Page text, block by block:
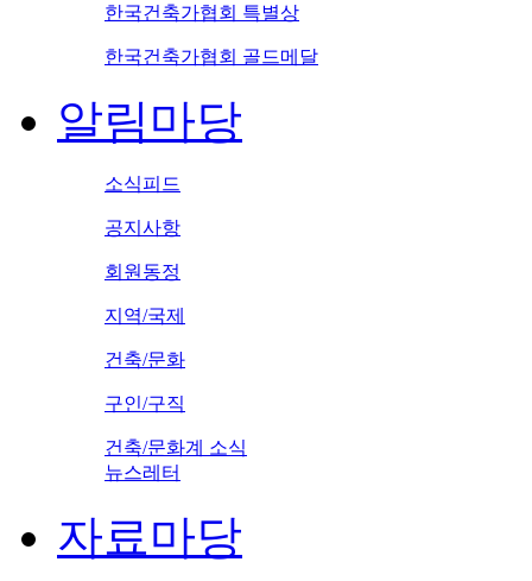
한국건축가협회 특별상
한국건축가협회 골드메달
알림마당
소식피드
공지사항
회원동정
지역/국제
건축/문화
구인/구직
건축/문화계 소식
뉴스레터
자료마당